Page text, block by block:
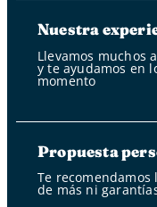
Nuestra
Llevamos muchos
y te ayudamos en
momento
Propuesta
Te
de más ni